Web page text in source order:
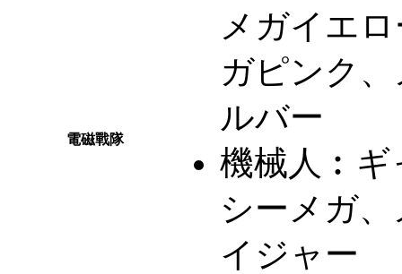
電磁戰隊
メガイエ
ガピンク
ルバー
機械人︰ ギ
シーメガ
イジャー